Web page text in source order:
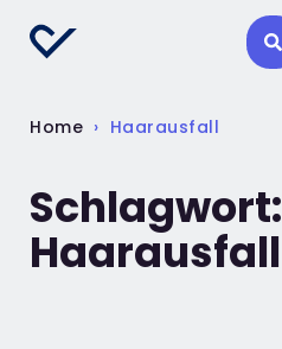
Home › Haarausfall
Schlagwort:
Haarausfall